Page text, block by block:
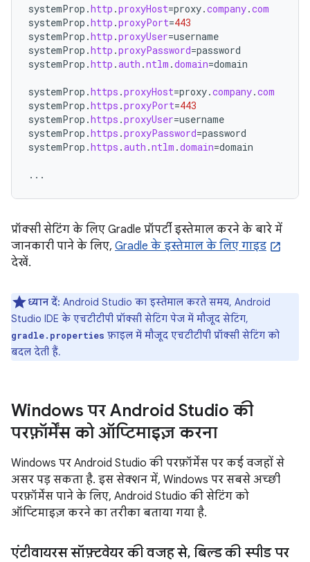
systemProp .http .proxyHost=proxy.company.com
systemProp .http .proxyPort=443
systemProp .http .proxyUser=username
systemProp .http .proxyPassword=password
systemProp .http .auth .ntlm .domain=domain
systemProp .https .proxyHost=proxy.company.com
systemProp .https .proxyPort=443
systemProp .https .proxyUser=username
systemProp .https .proxyPassword=password
systemProp .https .auth .ntlm .domain=domain
...
प्रॉक्सी सेटिंग के लिए Gradle प्रॉपर्टी इस्तेमाल करने के बारे में
जानकारी पाने के लिए, Gradle के इस्तेमाल के लिए गाइड
देखें.
ध्यान दें: Android Studio का इस्तेमाल करते समय, Android
Studio IDE के एचटीटीपी प्रॉक्सी सेटिंग पेज में मौजूद सेटिंग,
gradle.properties फ़ाइल में मौजूद एचटीटीपी प्रॉक्सी सेटिंग को
बदल देती हैं.
Windows पर Android Studio की
परफ़ॉर्मेंस को ऑप्टिमाइज़ करना
Windows पर Android Studio की परफ़ॉर्मेंस पर कई वजहों से
असर पड़ सकता है. इस सेक्शन में, Windows पर सबसे अच्छी
परफ़ॉर्मेंस पाने के लिए, Android Studio की सेटिंग को
ऑप्टिमाइज़ करने का तरीका बताया गया है.
एंटीवायरस सॉफ़्टवेयर की वजह से, बिल्ड की स्पीड पर